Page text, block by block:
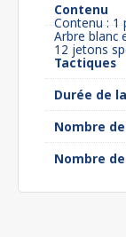
Contenu
Contenu : 1
Arbre blanc
12 jetons
Tactiques
Durée de
Nombre
Nombre